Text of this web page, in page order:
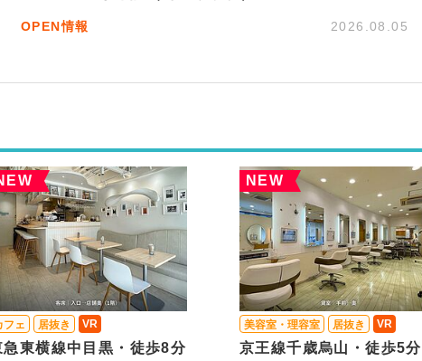
OPEN情報 2026.08.05
フェ 居抜き VR
急東横線中目黒・徒歩8分
NEW
美容室・理容室 居抜き VR
京王線千歳烏山・徒歩5分